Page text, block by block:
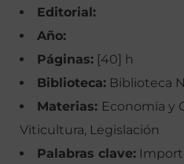
Editorial:
Año:
Páginas: [40] h
Biblioteca: Biblioteca
Materias: Economía y
Viticultura, Legislación
Palabras clave: